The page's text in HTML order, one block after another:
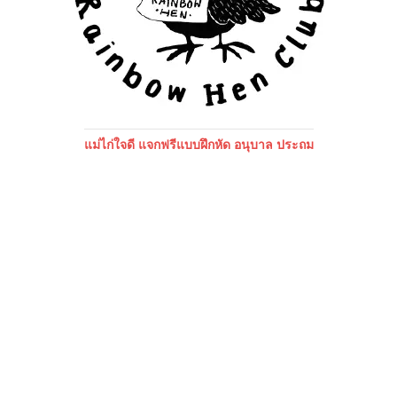
แม่ไก่ใจดี แจกฟรีแบบฝึกหัด อนุบาล ประถม